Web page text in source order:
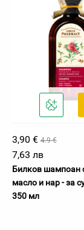
3,90 € 4.9 €
7,63 лв
Билков шампоан
масло и нар - за
350 мл